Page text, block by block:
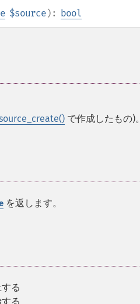
$source): bool
で作成したもの)。
を返します。
る
る